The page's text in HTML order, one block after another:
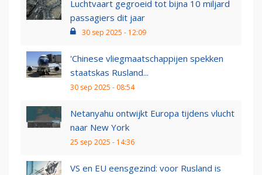
Luchtvaart gegroeid tot bijna 10 miljard
passagiers dit jaar
30 sep 2025 - 12:09
'Chinese vliegmaatschappijen spekken
staatskas Rusland...
30 sep 2025 - 08:54
Netanyahu ontwijkt Europa tijdens vlucht
naar New York
25 sep 2025 - 14:36
VS en EU eensgezind: voor Rusland is